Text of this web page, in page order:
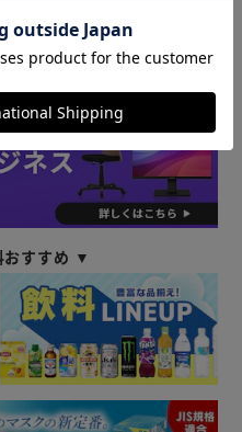
登録していただくと
いただけます！
すすめ ▼